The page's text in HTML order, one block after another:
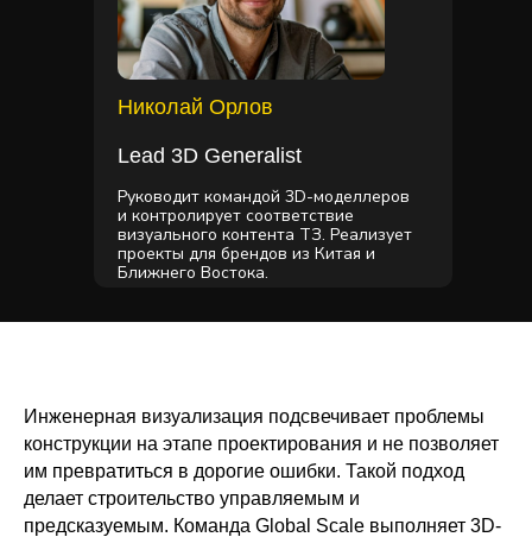
Николай Орлов
Lead 3D Generalist
Руководит командой 3D-моделлеров
и контролирует соответствие
визуального контента ТЗ. Реализует
проекты для брендов из Китая и
Ближнего Востока.
Инженерная визуализация подсвечивает проблемы
конструкции на этапе проектирования и не позволяет
им превратиться в дорогие ошибки. Такой подход
делает строительство управляемым и
предсказуемым. Команда Global Scale выполняет 3D-